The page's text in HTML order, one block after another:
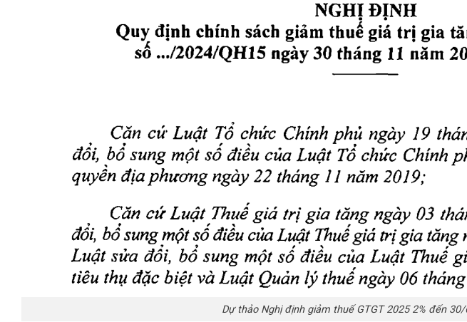
Dự thảo Nghị định giảm thuế GTGT 2025 2% đến